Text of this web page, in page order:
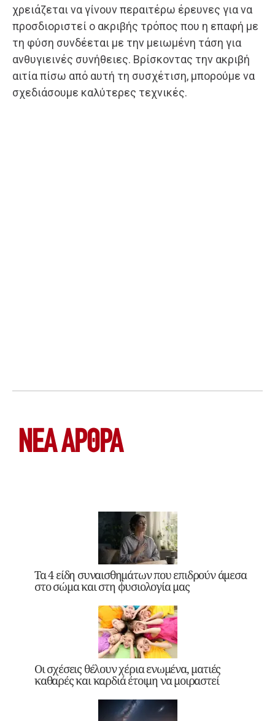
χρειάζεται να γίνουν περαιτέρω έρευνες για να
προσδιοριστεί ο ακριβής τρόπος που η επαφή με
τη φύση συνδέεται με την μειωμένη τάση για
ανθυγιεινές συνήθειες. Βρίσκοντας την ακριβή
αιτία πίσω από αυτή τη συσχέτιση, μπορούμε να
σχεδιάσουμε καλύτερες τεχνικές.
ΝΕΑ ΆΡΘΡΑ
Τα 4 είδη συναισθημάτων που επιδρούν άμεσα
στο σώμα και στη φυσιολογία μας
Οι σχέσεις θέλουν χέρια ενωμένα, ματιές
καθαρές και καρδιά έτοιμη να μοιραστεί